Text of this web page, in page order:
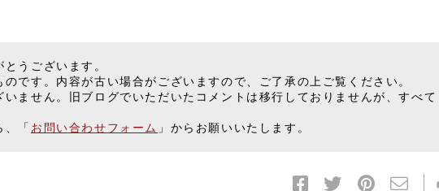
うございます。
です。内容が古い場合がございますので、ご了承の上ご覧ください。
ません。旧ブログでいただいたコメントは移行しておりませんが、すべて
「 お問い合わせフォーム 」からお願いいたします。